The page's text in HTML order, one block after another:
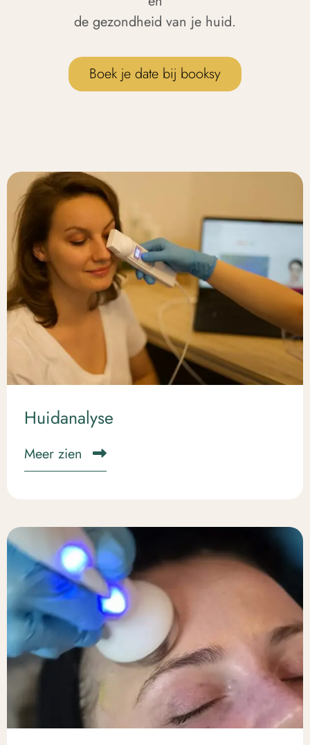
de gezondheid van je huid.
Boek je date bij booksy
Huidanalyse
Meer zien